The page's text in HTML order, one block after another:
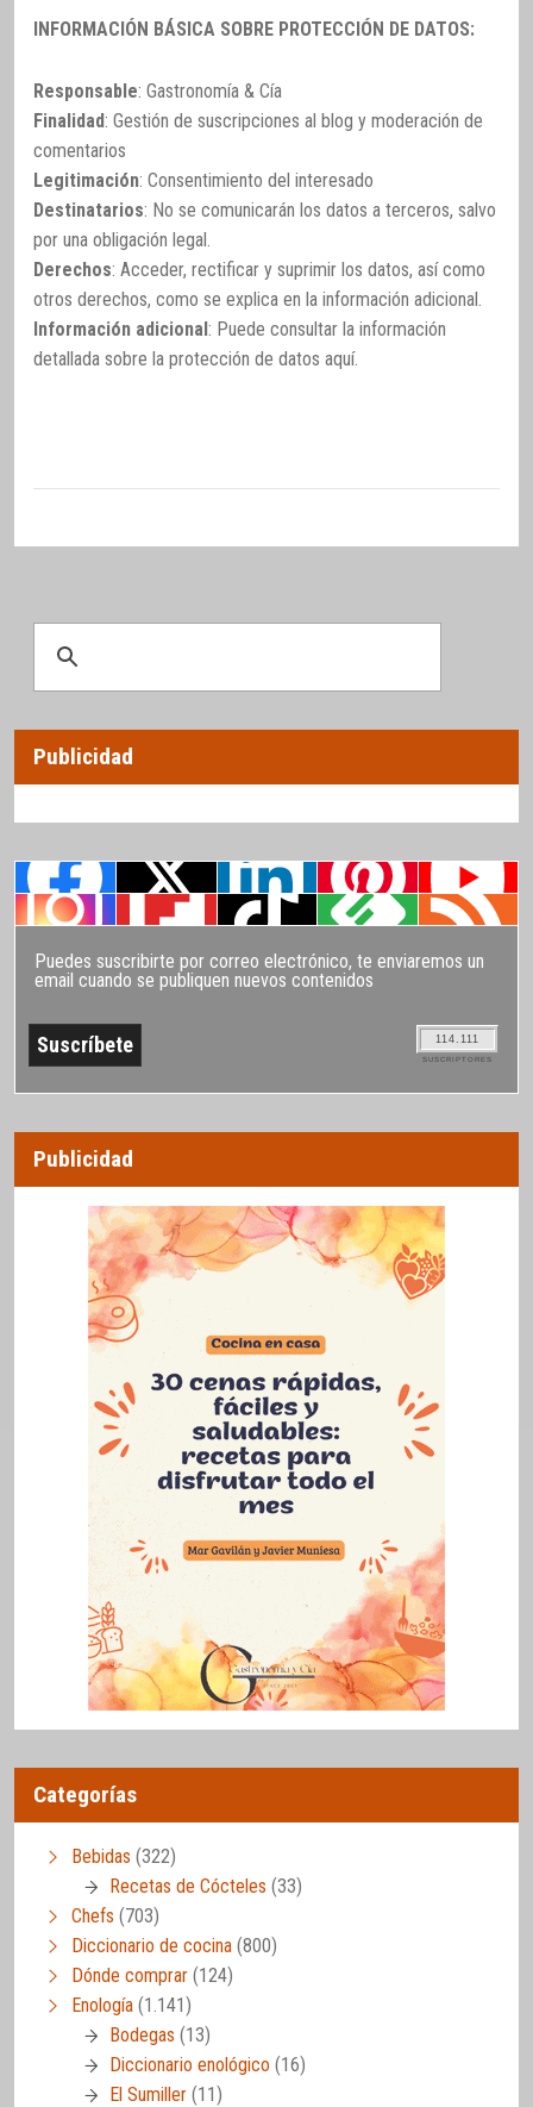
INFORMACIÓN BÁSICA SOBRE PROTECCIÓN DE DATOS:
Responsable: Gastronomía & Cía
Finalidad: Gestión de suscripciones al blog y moderación de
comentarios
Legitimación: Consentimiento del interesado
Destinatarios: No se comunicarán los datos a terceros, salvo
por una obligación legal.
Derechos: Acceder, rectificar y suprimir los datos, así como
otros derechos, como se explica en la información adicional.
Información adicional : Puede consultar la información
detallada sobre la protección de datos aquí.
Publicidad
Puedes suscribirte por correo electrónico, te enviaremos un
email cuando se publiquen nuevos contenidos
114.111
SUSCRIPTORES
Publicidad
Categorías
Bebidas (322)
Recetas de Cócteles (33)
Chefs (703)
Diccionario de cocina (800)
Dónde comprar (124)
Enología (1.141)
Bodegas (13)
Diccionario enológico (16)
El Sumiller (11)